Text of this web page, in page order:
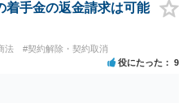
追及がしにくいスキームになって
責任も刑事上の責任も「資金集金
保有者」さらにその先の「投資
いるので、責任追及がしにくい
うのが感触です。 くわえて、SNS
はそもそも特定が困難な場合が多
事件の弁護団に属していますが、
、それでも依頼する意思がある
ています。
着手金の返金請求は可能
法 #契約解除・契約取消
役にたった 9